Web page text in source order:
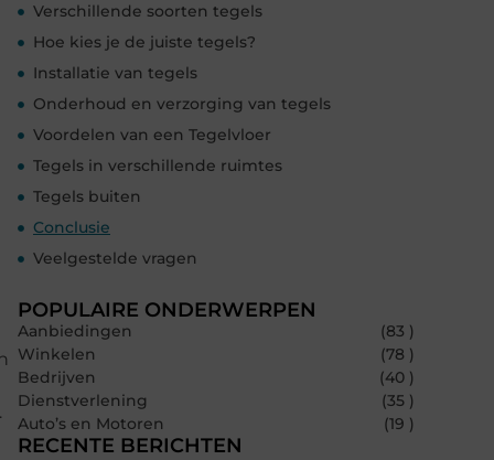
Verschillende soorten tegels
Hoe kies je de juiste tegels?
Installatie van tegels
Onderhoud en verzorging van tegels
Voordelen van een Tegelvloer
Tegels in verschillende ruimtes
Tegels buiten
Conclusie
Veelgestelde vragen
POPULAIRE ONDERWERPEN
Aanbiedingen
(83 )
Winkelen
(78 )
Bedrijven
(40 )
Dienstverlening
(35 )
Auto’s en Motoren
(19 )
RECENTE BERICHTEN